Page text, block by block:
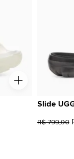
Slide
R$ 799,00